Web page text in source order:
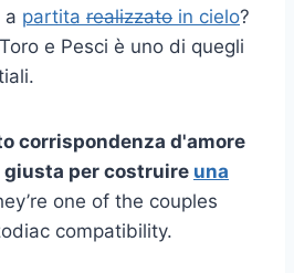
a partita realizzato in cielo?
e Pesci è uno di quegli
corrispondenza d'amore
per costruire una
one of the couples
compatibility.